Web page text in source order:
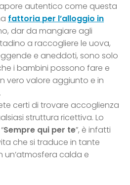
autentico come questa
fattoria per l’alloggio in
dar da mangiare agli
a raccogliere le uova,
e aneddoti, sono solo
i bambini possono fare e
vero valore aggiunto e in
certi di trovare accoglienza
struttura ricettiva. Lo
Sempre qui per te”, è infatti
che si traduce in tante
un’atmosfera calda e